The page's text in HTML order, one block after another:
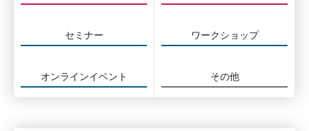
セミナー ワークショップ
オンラインイベント その他